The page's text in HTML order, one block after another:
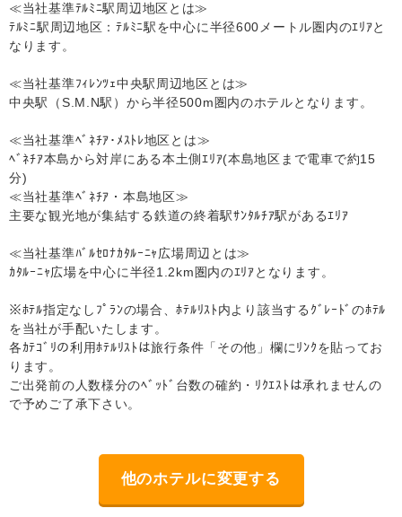
≪当社基準ﾃﾙﾐﾆ駅周辺地区とは≫
ﾃﾙﾐﾆ駅周辺地区：ﾃﾙﾐﾆ駅を中心に半径600メートル圏内のｴﾘｱと
なります。
≪当社基準ﾌｨﾚﾝﾂｪ中央駅周辺地区とは≫
中央駅（S.M.N駅）から半径500m圏内のホテルとなります。
≪当社基準ﾍﾞﾈﾁｱ･ﾒｽﾄﾚ地区とは≫
ﾍﾞﾈﾁｱ本島から対岸にある本土側ｴﾘｱ(本島地区まで電車で約15
分)
≪当社基準ﾍﾞﾈﾁｱ・本島地区≫
主要な観光地が集結する鉄道の終着駅ｻﾝﾀﾙﾁｱ駅があるｴﾘｱ
≪当社基準ﾊﾞﾙｾﾛﾅｶﾀﾙｰﾆｬ広場周辺とは≫
ｶﾀﾙｰﾆｬ広場を中心に半径1.2km圏内のｴﾘｱとなります。
※ﾎﾃﾙ指定なしﾌﾟﾗﾝの場合、ﾎﾃﾙﾘｽﾄ内より該当するｸﾞﾚｰﾄﾞのﾎﾃﾙ
を当社が手配いたします。
各ｶﾃｺﾞﾘの利用ﾎﾃﾙﾘｽﾄは旅行条件「その他」欄にﾘﾝｸを貼ってお
ります。
ご出発前の人数様分のﾍﾞｯﾄﾞ台数の確約・ﾘｸｴｽﾄは承れませんの
で予めご了承下さい。
他のホテルに変更する